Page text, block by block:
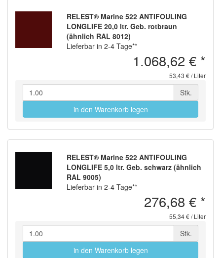
RELEST® Marine 522 ANTIFOULING
LONGLIFE 20,0 ltr. Geb. rotbraun
(ähnlich RAL 8012)
Lieferbar in 2-4 Tage**
1.068,62 € *
53,43 € / Liter
Stk.
in den Warenkorb legen
RELEST® Marine 522 ANTIFOULING
LONGLIFE 5,0 ltr. Geb. schwarz (ähnlich
RAL 9005)
Lieferbar in 2-4 Tage**
276,68 € *
55,34 € / Liter
Stk.
in den Warenkorb legen